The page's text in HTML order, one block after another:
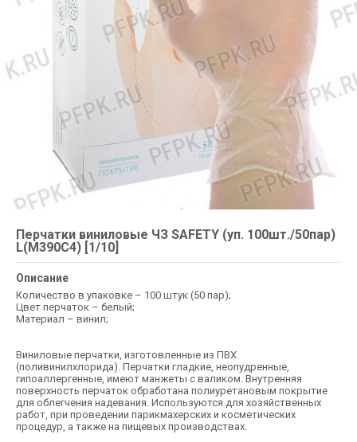
Перчатки виниловые ЧЗ SAFETY (уп. 100шт./50пар)
L(M390C4) [1/10]
Описание
Количество в упаковке – 100 штук (50 пар);
Цвет перчаток – белый;
Материал – винил;
Виниловые перчатки, изготовленные из ПВХ
(поливинилхлорида). Перчатки гладкие, неопудренные,
гипоаллергенные, имеют манжеты с валиком. Внутренняя
поверхность перчаток обработана полиуретановым покрытие
для облегчения надевания. Используются для хозяйственных
работ, при проведении парикмахерских и косметических
процедур, а также на пищевых производствах.